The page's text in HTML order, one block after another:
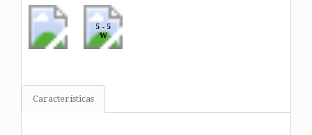
5 - 5
W
Características